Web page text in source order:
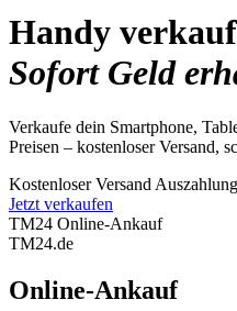
Handy
Sofort Geld
Verkaufe dein Smartphone,
Preisen – kostenloser Versand,
Kostenloser Versand
Jetzt verkaufen
TM24 Online-Ankauf
TM24.de
Online-Ankauf